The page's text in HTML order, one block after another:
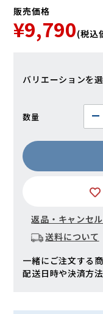
販売価格
¥9,790(税込
バリエーション
数量
返品・キャンセ
送料について
一緒にご注文する
配送日時や決済方